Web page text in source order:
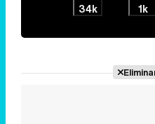
34k 1k